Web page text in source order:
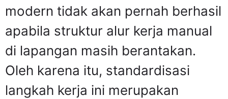
modern tidak akan pernah berhasil
apabila struktur alur kerja manual
di lapangan masih berantakan.
Oleh karena itu, standardisasi
langkah kerja ini merupakan